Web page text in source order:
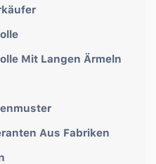
Mit Langen Ärmeln
Aus Fabriken